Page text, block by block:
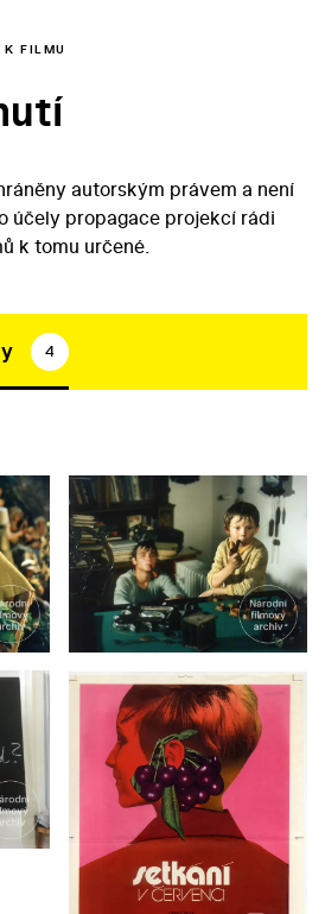
K FILMU
autorským právem a není
účely propagace projekcí rádi
k tomu určené.
4